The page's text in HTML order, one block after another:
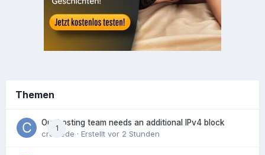
Themen
1
Our hosting team needs an additional IPv4 block
crowede · Erstellt vor 2 Stunden